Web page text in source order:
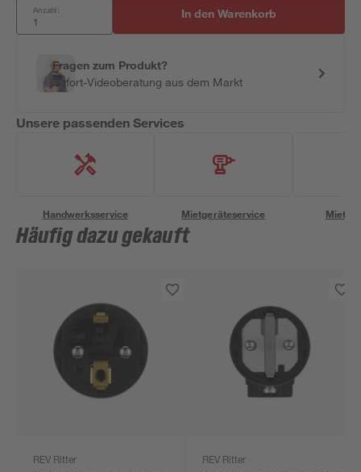
Anzahl: In den Warenkorb
Fragen zum Produkt?
Sofort-Videoberatung aus dem Markt
Unsere passenden Services
Handwerksservice Mietgeräteservice
Häufig dazu gekauft
REV Ritter REV Ritter